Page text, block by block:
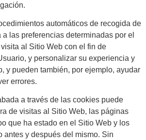
automáticos de recogida de
las preferencias determinadas por el
al Sitio Web con el fin de
y personalizar su experiencia y
y pueden también, por ejemplo, ayudar
errores.
a través de las cookies puede
de visitas al Sitio Web, las páginas
que ha estado en el Sitio Web y los
antes y después del mismo. Sin